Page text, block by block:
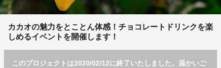
カカオの魅力をとことん体感！チョコレートドリンクを楽
しめるイベントを開催します！
このプロジェクトは2020/02/12に終了いたしました。温かいご